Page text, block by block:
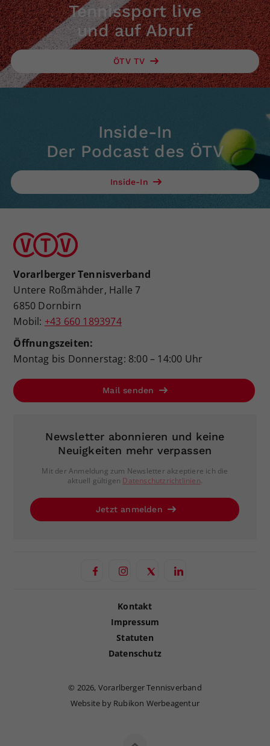
Tennissport live
und auf Abruf
ÖTV TV
Inside-In
Der Podcast des ÖTV
Inside-In
Vorarlberger Tennisverband
Untere Roßmähder, Halle 7
6850 Dornbirn
Mobil: +43 660 1893974
Öffnungszeiten:
Montag bis Donnerstag: 8:00 – 14:00 Uhr
Mail senden
Newsletter abonnieren und keine
Neuigkeiten mehr verpassen
Mit der Anmeldung zum Newsletter akzeptiere ich die
aktuell gültigen Datenschutzrichtlinien.
Jetzt anmelden
Kontakt
Impressum
Statuten
Datenschutz
© 2026, Vorarlberger Tennisverband
Website by Rubikon Werbeagentur